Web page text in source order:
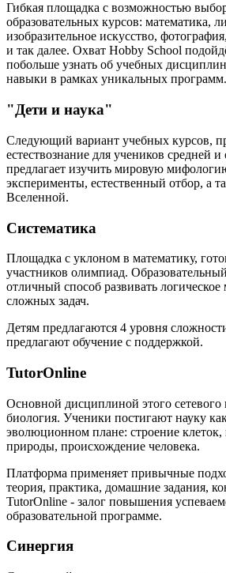
Гибкая площадка с возможностью
образовательных курсов: математика,
изобразительное искусство,
и так далее. Охват Hobby School
побольше узнать об учебных
навыки в рамках уникальных программ.
"Дети и наука"
Следующий вариант учебных курсов,
естествознание для учеников средней
предлагает изучить мировую
эксперименты, естественный отбор, а
Вселенной.
Систематика
Площадка с уклоном в математику,
участников олимпиад.
отличный способ развивать
сложных задач.
Детям предлагаются 4 уровня
предлагают обучение с поддержкой.
TutorOnline
Основной дисциплиной этого сетевого
биология. Ученики постигают науку
эволюционном плане: строение
природы, происхождение человека.
Платформа применяет привычные
теория, практика, домашние задания,
TutorOnline - залог повышения
образовательной программе.
Синергия